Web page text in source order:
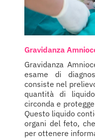
Gravidanza
Gravidanza
esame di
consiste nel
quantità di
circonda e
Questo liquido
organi del feto,
per ottenere